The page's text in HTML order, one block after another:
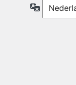
Taal